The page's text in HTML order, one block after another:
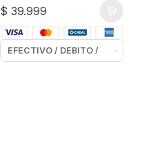
$ 39.999